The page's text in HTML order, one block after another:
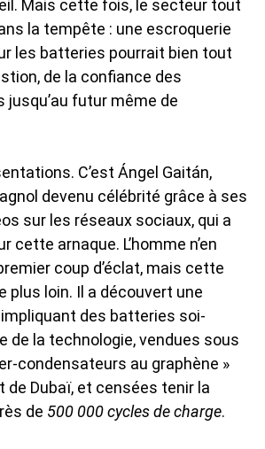
Mais cette fois, le secteur tout
la tempête : une escroquerie
les batteries pourrait bien tout
de la confiance des
futur même de
C’est Ángel Gaitán,
devenu célébrité grâce à ses
sur les réseaux sociaux, qui a
cette arnaque. L’homme n’en
coup d’éclat, mais cette
plus loin. Il a découvert une
des batteries soi-
de la technologie, vendues sous
condensateurs au graphène »
Dubaï, et censées tenir la
de 500 000 cycles de charge.